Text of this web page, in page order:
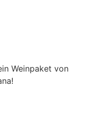
Weinpaket von